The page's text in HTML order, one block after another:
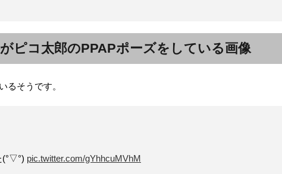
ピコ太郎のPPAPポーズをしている画像
るそうです。
(°▽°) pic.twitter.com/gYhhcuMVhM